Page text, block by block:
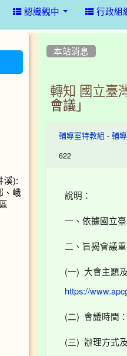
認識觀中 行政組
本站消息
轉知 國立臺
會議」
輔導室特教組 - 輔
622
說明：
一、依據國立
二、旨揭會議
(一) 大會主題
https://
(二) 會議時間：
(三) 辦理方式
溪):
、峨